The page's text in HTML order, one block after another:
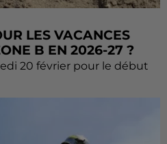
LES VACANCES
B EN 2026-27 ?
20 février pour le début